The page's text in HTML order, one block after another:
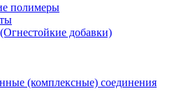
полимеры
добавки)
(комплексные) соединения